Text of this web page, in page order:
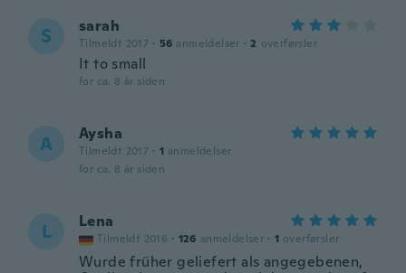
S sarah
Tilmeldt 2017 · 56 anmeldelser · 2 overførsler
It to small
for ca. 8 år siden
A Aysha
Tilmeldt 2017 · 1 anmeldelser
for ca. 8 år siden
L Lena
Tilmeldt 2016 · 126 anmeldelser · 1 overførsler
Wurde früher geliefert als angegebenen,